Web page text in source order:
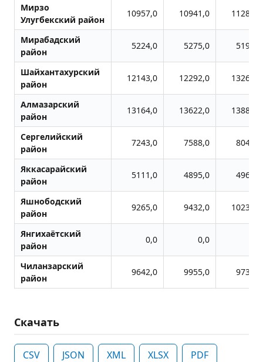
Мирзо
Улугбекский район
10957,0 10941,0 11287,0
Мирабадский
район
5224,0 5275,0 5191,0
Шайхантахурский
район
12143,0 12292,0 13263,0
Алмазарский
район
13164,0 13622,0 13889,0
Сергелийский
район
7243,0 7588,0 8049,0
Яккасарайский
район
5111,0 4895,0 4965,0
Яшнободский
район
9265,0 9432,0 10230,0
Янгихаётский
район
0,0 0,0
Чиланзарский
район
9642,0 9955,0 9733,0
Скачать
CSV JSON XML XLSX PDF